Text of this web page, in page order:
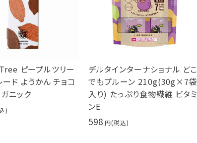
ピープルツリー
ード ようかん チョコ
ニック
デルタインターナショナル どこ
でもプルーン 210g(30g×7袋
入り) たっぷり食物繊維 ビタミ
ンE
598